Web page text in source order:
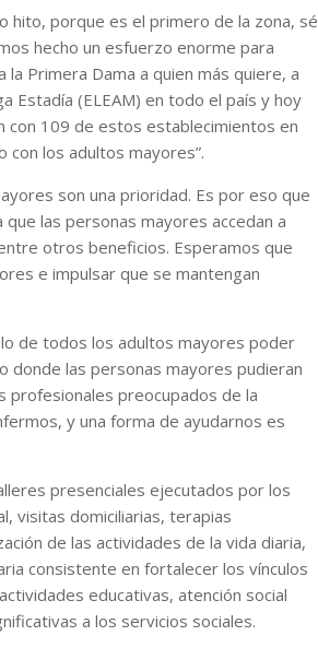
hito, porque es el primero de la zona, sé
hecho un esfuerzo enorme para
Primera Dama a quien más quiere, a
Estadía (ELEAM) en todo el país y hoy
con 109 de estos establecimientos en
con los adultos mayores”.
son una prioridad. Es por eso que
las personas mayores accedan a
otros beneficios. Esperamos que
e impulsar que se mantengan
de todos los adultos mayores poder
donde las personas mayores pudieran
profesionales preocupados de la
y una forma de ayudarnos es
presenciales ejecutados por los
visitas domiciliarias, terapias
de las actividades de la vida diaria,
consistente en fortalecer los vínculos
educativas, atención social
a los servicios sociales.